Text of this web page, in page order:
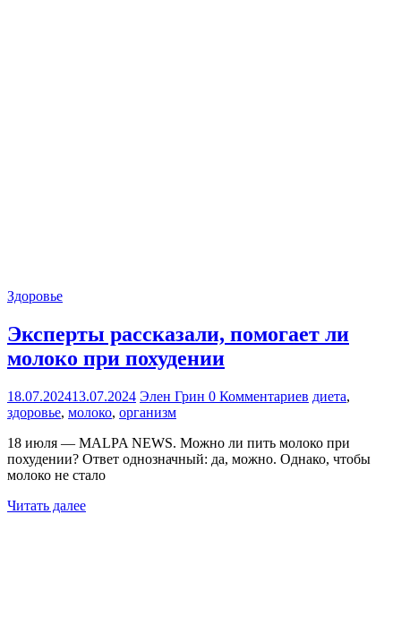
Здоровье
Эксперты рассказали, помогает ли
молоко при похудении
18.07.202413.07.2024 Элен Грин 0 Комментариев диета,
здоровье, молоко, организм
18 июля — MALPA NEWS. Можно ли пить молоко при
похудении? Ответ однозначный: да, можно. Однако, чтобы
молоко не стало
Читать далее